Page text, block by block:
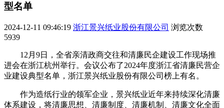
型名单
2024-12-11 09:46:19 浙江景兴纸业股份有限公司 浏览次数
5939
12月9日，全省亲清政商交往和清廉民企建设工作现场推
进会在浙江杭州举行。会议公布了2024年度浙江省清廉民营企
业建设典型名单，浙江景兴纸业股份有限公司榜上有名。
作为造纸行业的领军企业，景兴纸业近年来持续深化清廉
体系建设，将清廉思想、清廉制度、清廉机制、清廉文化全面